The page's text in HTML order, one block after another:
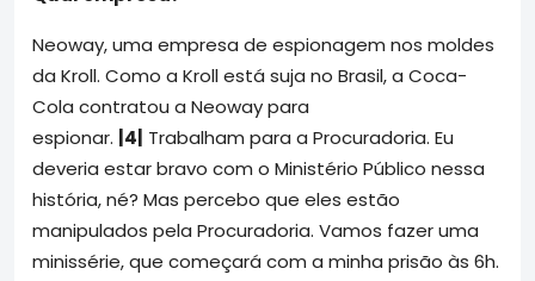
Neoway, uma empresa de espionagem nos moldes
da Kroll. Como a Kroll está suja no Brasil, a Coca-
Cola contratou a Neoway para
espionar. |4| Trabalham para a Procuradoria. Eu
deveria estar bravo com o Ministério Público nessa
história, né? Mas percebo que eles estão
manipulados pela Procuradoria. Vamos fazer uma
minissérie, que começará com a minha prisão às 6h.